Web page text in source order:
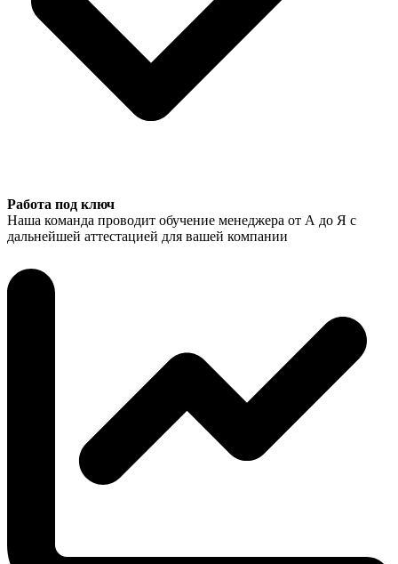
Работа под ключ
Наша команда проводит обучение менеджера от А до Я с
дальнейшей аттестацией для вашей компании